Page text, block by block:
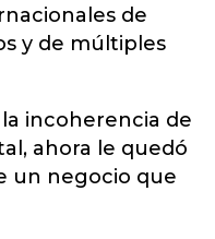
de
y de múltiples
incoherencia de
ahora le quedó
un negocio que